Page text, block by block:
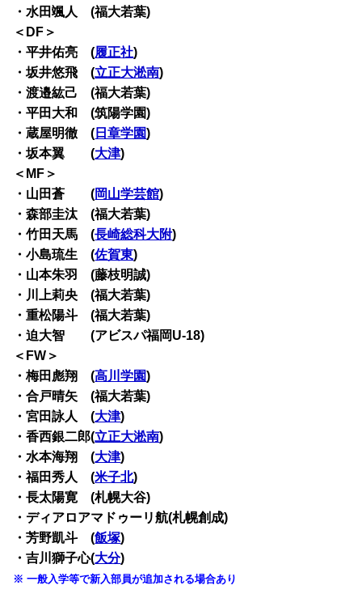
・水田颯人 (福大若葉)
＜DF＞
・平井佑亮 (履正社)
・坂井悠飛 (立正大淞南)
・渡邉紘己 (福大若葉)
・平田大和 (筑陽学園)
・蔵屋明徹 ( 日章学園)
・坂本翼 (大津)
＜MF＞
・山田蒼 (岡山学芸館)
・森部圭汰 (福大若葉)
・竹田天馬 (長崎総科大附)
・小島琉生 (佐賀東)
・山本朱羽 (藤枝明誠)
・川上莉央 (福大若葉)
・重松陽斗 (福大若葉)
・迫大智 (アビスパ福岡U-18)
＜FW＞
・梅田彪翔 (高川学園)
・合戸晴矢 (福大若葉)
・宮田詠人 (大津)
・香西銀二郎(立正大淞南)
・水本海翔 (大津)
・福田秀人 (米子北)
・長太陽寛 (札幌大谷)
・ディアロアマドゥーリ航(札幌創成)
・芳野凱斗 (飯塚)
・吉川獅子心(大分)
※ 一般入学等で新入部員が追加される場合あり